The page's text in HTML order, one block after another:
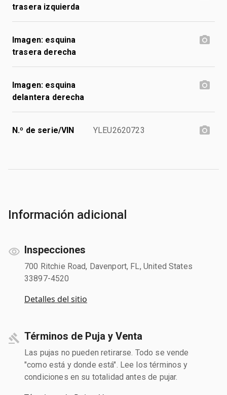
trasera izquierda
Imagen: esquina
trasera derecha
Imagen: esquina
delantera derecha
N.º de serie/VIN YLEU2620723
Información adicional
Inspecciones
700 Ritchie Road, Davenport, FL, United States
33897-4520
Detalles del sitio
Términos de Puja y Venta
Las pujas no pueden retirarse. Todo se vende
"como está y donde está". Lee los términos y
condiciones en su totalidad antes de pujar.